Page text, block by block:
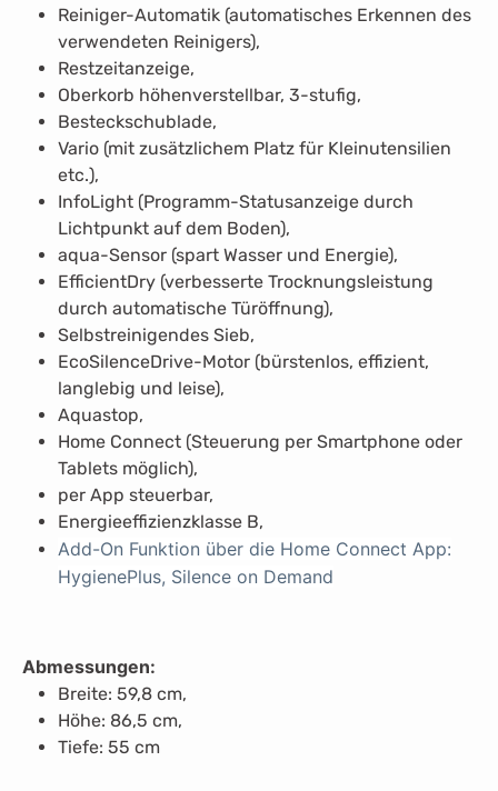
Reiniger-Automatik (automatisches Erkennen des
verwendeten Reinigers),
Restzeitanzeige,
Oberkorb höhenverstellbar, 3-stufig,
Besteckschublade,
Vario (mit zusätzlichem Platz für Kleinutensilien
etc.),
InfoLight (Programm-Statusanzeige durch
Lichtpunkt auf dem Boden),
aqua-Sensor (spart Wasser und Energie),
EfficientDry (verbesserte Trocknungsleistung
durch automatische Türöffnung),
Selbstreinigendes Sieb,
EcoSilenceDrive-Motor (bürstenlos, effizient,
langlebig und leise),
Aquastop,
Home Connect (Steuerung per Smartphone oder
Tablets möglich),
per App steuerbar,
Energieeffizienzklasse B,
Add-On Funktion über die Home Connect App:
HygienePlus, Silence on Demand
Abmessungen:
Breite: 59,8 cm,
Höhe: 86,5 cm,
Tiefe: 55 cm